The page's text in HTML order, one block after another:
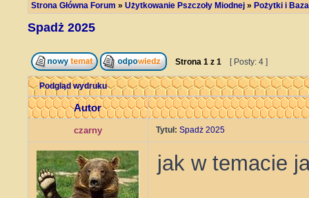
Strona Główna Forum » Użytkowanie Pszczoły Miodnej » Pożytki i
Spadż 2025
Strona 1 z 1 [ Posty: 4 ]
Podgląd wydruku
Autor
czarny Tytuł: Spadż 2025
jak w temacie